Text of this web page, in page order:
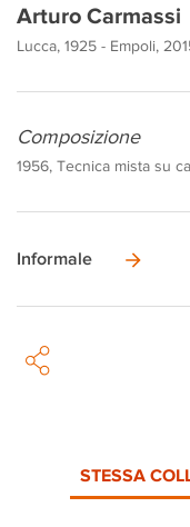
Arturo Carmassi
Lucca, 1925 - Empoli,
Composizione
1956, Tecnica mista su
Informale
STESSA